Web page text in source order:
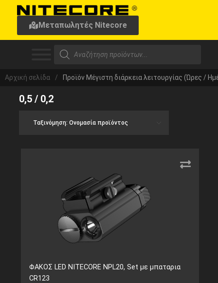
Μεταπωλητές Nitecore
Αρχική σελίδα / Προϊόν Μέγιστη διάρκεια λειτουργίας (Ώρες /
0,5 / 0,2
ΦΑΚΟΣ LED NITECORE NPL20, Set με μπαταρια
CR123